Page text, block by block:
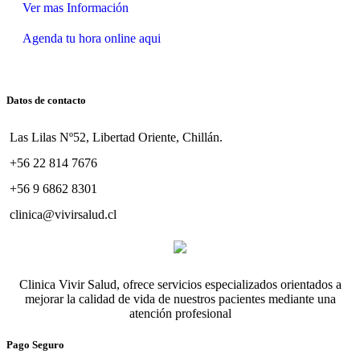
Ver mas Información
Agenda tu hora online aqui
Datos de contacto
Las Lilas Nº52, Libertad Oriente, Chillán.
+56 22 814 7676
+56 9 6862 8301
clinica@vivirsalud.cl
Clinica Vivir Salud, ofrece servicios especializados orientados a
mejorar la calidad de vida de nuestros pacientes mediante una
atención profesional
Pago Seguro